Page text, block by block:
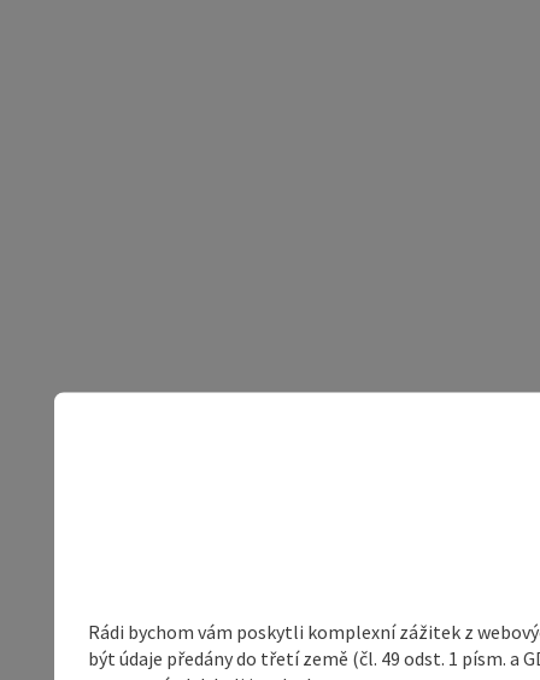
Rádi bychom vám poskytli komplexní zážitek z
být údaje předány do třetí země (čl. 49 odst. 1 písm.